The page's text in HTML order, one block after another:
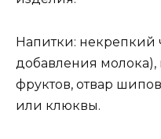
Напитки: некрепкий
добавления
фруктов, отвар
или клюквы.